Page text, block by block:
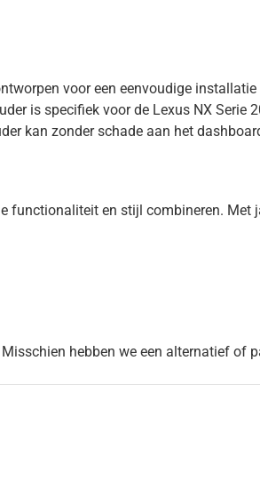
voor een eenvoudige
is specifiek voor de Lexus NX Serie
kan zonder schade aan het
functionaliteit en stijl combineren.
hebben we een alternatief of